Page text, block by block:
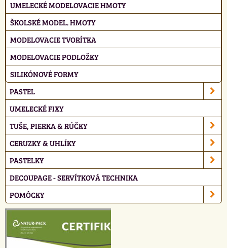
UMELECKÉ MODELOVACIE HMOTY
ŠKOLSKÉ MODEL. HMOTY
MODELOVACIE TVORÍTKA
MODELOVACIE PODLOŽKY
SILIKÓNOVÉ FORMY
PASTEL
UMELECKÉ FIXY
TUŠE, PIERKA & RÚČKY
CERUZKY & UHLÍKY
PASTELKY
DECOUPAGE - SERVÍTKOVÁ TECHNIKA
POMÔCKY